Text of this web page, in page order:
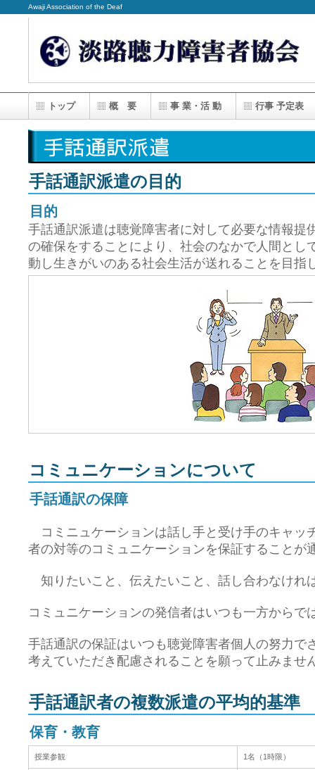
Awaji Association of the Deaf
手話通訳派遣の目的
目的
手話通訳派遣は聴覚障害者に対して必要な情報提
の確保をすることにより、社会のなかで人間とし
動し生きがいのある社会生活が送れることを目指
コミュニケーションについて
手話通訳の保障
コミニュケーションは話し手と受け手のキャッ
者の対等のコミュニケーションを保証することが
知りたいこと、伝えたいこと、話し合わなけれ
コミュニケーションの発信者はいつも一方からで
手話通訳の保証はいつも聴覚障害者個人の努力で
考えていただき配慮されることを願って止みませ
手話通訳者の複数派遣の平均的基準
保育・教育
授業参観 1名（1時限）
トップ 概 要 事 業・活 動 行事 予定表